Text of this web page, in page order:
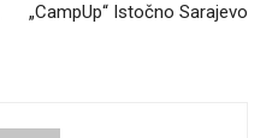
„CampUp“ Istočno Sarajevo